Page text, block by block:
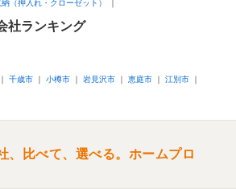
納（押入れ・クローゼット）
社ランキング
千歳市 小樽市 岩見沢市 恵庭市
江別市
、比べて、選べる。ホームプロ